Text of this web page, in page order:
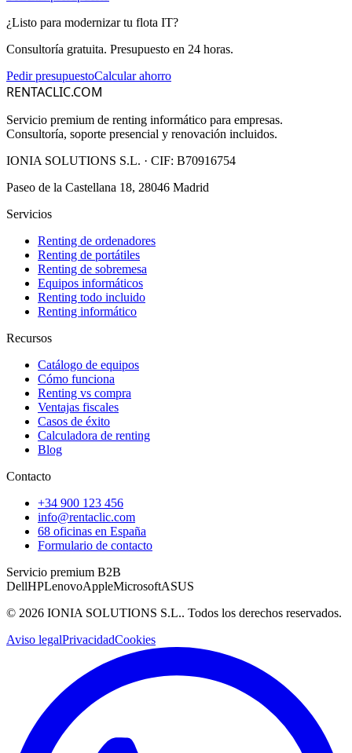
¿Listo para modernizar tu flota IT?
Consultoría gratuita. Presupuesto en 24 horas.
Pedir presupuestoCalcular ahorro
RENTACLIC.COM
Servicio premium de renting informático para empresas.
Consultoría, soporte presencial y renovación incluidos.
IONIA SOLUTIONS S.L. · CIF: B70916754
Paseo de la Castellana 18, 28046 Madrid
Servicios
Renting de ordenadores
Renting de portátiles
Renting de sobremesa
Equipos informáticos
Renting todo incluido
Renting informático
Recursos
Catálogo de equipos
Cómo funciona
Renting vs compra
Ventajas fiscales
Casos de éxito
Calculadora de renting
Blog
Contacto
+34 900 123 456
info@rentaclic.com
68 oficinas en España
Formulario de contacto
Servicio premium B2B
DellHPLenovoAppleMicrosoftASUS
© 2026 IONIA SOLUTIONS S.L.. Todos los derechos reservados.
Aviso legalPrivacidadCookies